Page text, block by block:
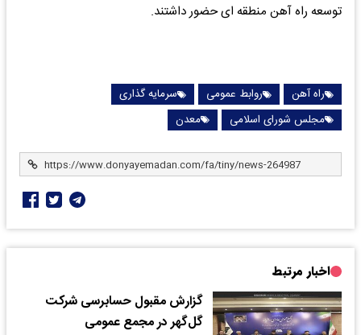
توسعه راه آهن منطقه ای حضور داشتند.
راه آهن روابط عمومی
سرمایه گذاری
مجلس شورای اسلامی
معدن
اخبار مرتبط
گزارش مقبول حسابرسی شرکت
گل‌گهر در مجمع عمومی